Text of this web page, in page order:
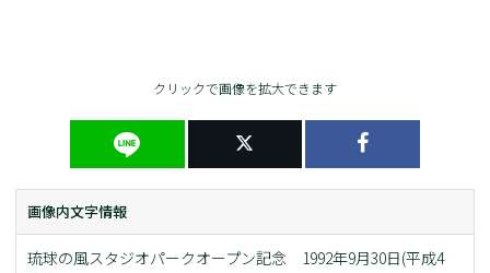
クリックで画像を拡大できます
画像内文字情報
琉球の風スタジオパークオープン記念 1992年9月30日(平成4